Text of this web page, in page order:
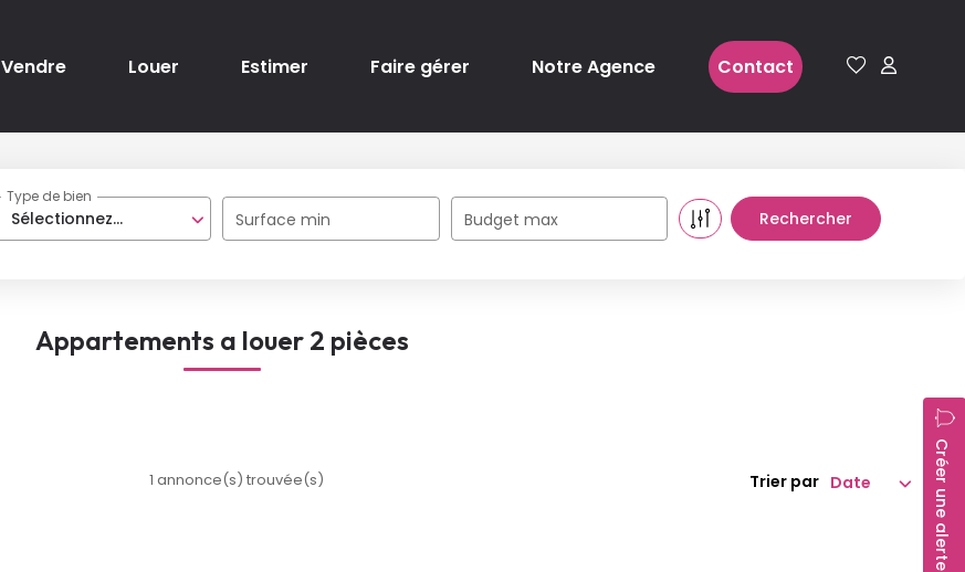
Vendre Louer Estimer Faire gérer Notre Agence Contact
Sélectionnez...
Type de bien
Surface min Budget max
Appartements a louer 2 pièces
Créer une alerte
1 annonce(s) trouvée(s) Trier par